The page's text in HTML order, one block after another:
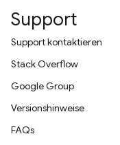
Support
Support kontaktieren
Stack Overflow
Google Group
Versionshinweise
FAQs